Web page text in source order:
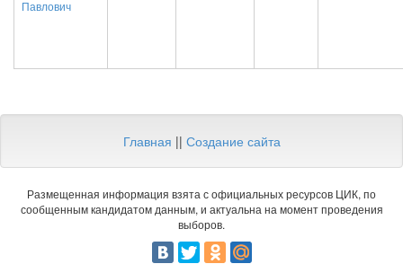
Павлович
Главная || Создание сайта
Размещенная информация взята с официальных ресурсов ЦИК, по
сообщенным кандидатом данным, и актуальна на момент проведения
выборов.